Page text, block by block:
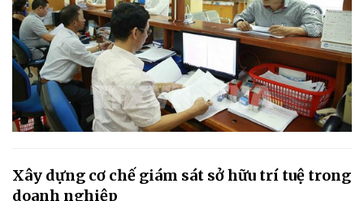
Xây dựng cơ chế giám sát sở hữu trí tuệ trong
doanh nghiệp